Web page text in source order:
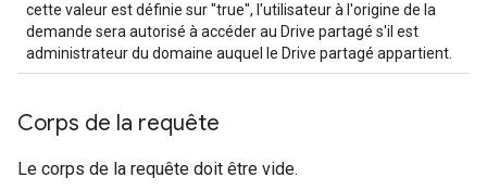
cette valeur est définie sur "true", l'utilisateur à l'origine de la
demande sera autorisé à accéder au Drive partagé s'il est
administrateur du domaine auquel le Drive partagé appartient.
Corps de la requête
Le corps de la requête doit être vide.